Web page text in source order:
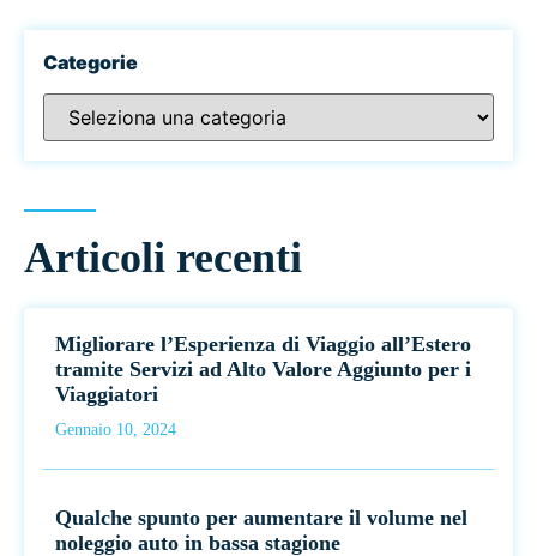
Categorie
Articoli recenti
Migliorare l’Esperienza di Viaggio all’Estero
tramite Servizi ad Alto Valore Aggiunto per i
Viaggiatori
Gennaio 10, 2024
Qualche spunto per aumentare il volume nel
noleggio auto in bassa stagione